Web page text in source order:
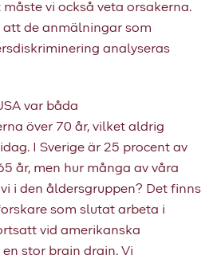
vi också veta orsakerna.
att de anmälningar som
analyseras
var båda
över 70 år, vilket aldrig
I Sverige är 25 procent av
år, men hur många av våra
i den åldersgruppen? Det finns
som slutat arbeta i
vid amerikanska
stor brain drain. Vi